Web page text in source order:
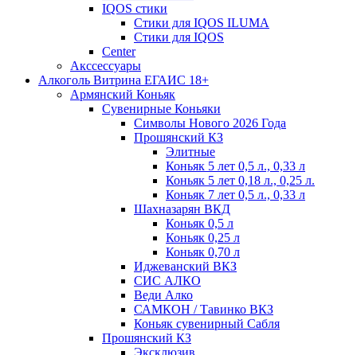
IQOS стики
Стики для IQOS ILUMA
Стики для IQOS
Сenter
Акссессуары
Алкоголь Витрина ЕГАИС 18+
Армянский Коньяк
Сувенирные Коньяки
Символы Нового 2026 Года
Прошянский КЗ
Элитные
Коньяк 5 лет 0,5 л., 0,33 л
Коньяк 5 лет 0,18 л., 0,25 л.
Коньяк 7 лет 0,5 л., 0,33 л
Шахназарян ВКД
Коньяк 0,5 л
Коньяк 0,25 л
Коньяк 0,70 л
Иджеванский ВКЗ
СИС АЛКО
Веди Алко
САМКОН / Тавинко ВКЗ
Коньяк сувенирный Сабля
Прошянский КЗ
Эксклюзив